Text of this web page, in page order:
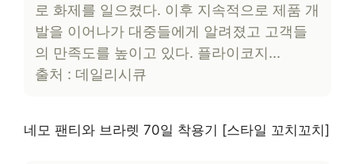
로 화제를 일으켰다. 이후 지속적으로 제품 개
발을 이어나가 대중들에게 알려졌고 고객들
의 만족도를 높이고 있다. 플라이코지…
출처 : 데일리시큐
네모 팬티와 브라렛 70일 착용기 [스타일 꼬치꼬치]